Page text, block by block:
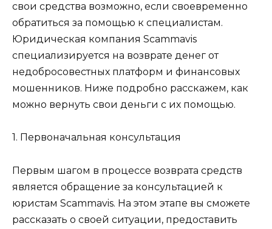
свои средства возможно, если своевременно
обратиться за помощью к специалистам.
Юридическая компания Scammavis
специализируется на возврате денег от
недобросовестных платформ и финансовых
мошенников. Ниже подробно расскажем, как
можно вернуть свои деньги с их помощью.
1. Первоначальная консультация
Первым шагом в процессе возврата средств
является обращение за консультацией к
юристам Scammavis. На этом этапе вы сможете
рассказать о своей ситуации, предоставить